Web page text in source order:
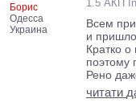
Борис
Одесса
Украина
1.5 АКП
Всем
и
Кратко о
поэтому
Рено
читати